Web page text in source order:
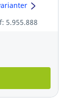
92-
a 100
5.955.888